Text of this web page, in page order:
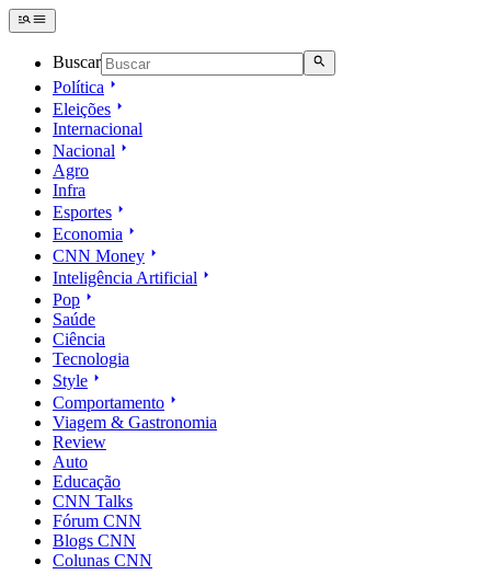
Buscar
Política
Eleições
Internacional
Nacional
Agro
Infra
Esportes
Economia
CNN Money
Inteligência Artificial
Pop
Saúde
Ciência
Tecnologia
Style
Comportamento
Viagem & Gastronomia
Review
Auto
Educação
CNN Talks
Fórum CNN
Blogs CNN
Colunas CNN